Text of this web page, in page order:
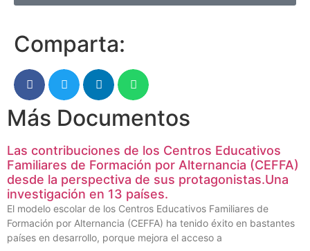
Comparta:
Más Documentos
Las contribuciones de los Centros Educativos
Familiares de Formación por Alternancia (CEFFA)
desde la perspectiva de sus protagonistas.Una
investigación en 13 países.
El modelo escolar de los Centros Educativos Familiares de
Formación por Alternancia (CEFFA) ha tenido éxito en bastantes
países en desarrollo, porque mejora el acceso a